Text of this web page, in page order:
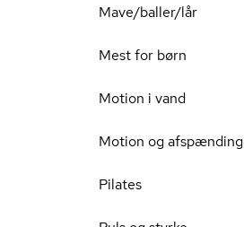
Mave/baller/lår
Mest for børn
Motion i vand
Motion og afspænding
Pilates